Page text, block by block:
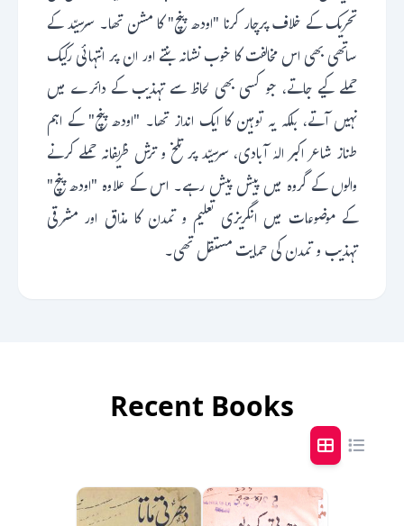
تحریک کے خلاف پرچار کرنا "اودھ پنچ" کا مشن تھا۔ سرسیّد کے
ساتھی بھی اس مخالفت کا خوب نشانہ بنتے اور ان پر انتہائی رکیک
حملے کیے جاتے، جو کسی بھی لحاظ سے تہذیب کے دائرے میں
نہیں آتے، بلکہ یہ توہین کا ایک انداز تھا۔ "اودھ پنچ" کے اہم
طناز شاعر اکبر الہٰ آبادی، سرسیّد پر تلخ و ترش ظریفانہ حملے کرنے
والوں کے گروہ میں پیش پیش رہے۔ اس کے علاوہ "اودھ پنچ"
کے موضوعات میں انگریزی تعلیم و تمدن کا مذاق اور مشرقی
تہذیب و تمدن کی حمایت مستقل تھی۔
Recent Books